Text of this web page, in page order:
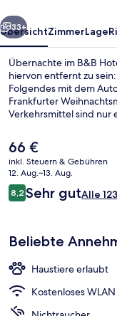
Weiter
33+
ÜbersichtZimmerLage
Übernachte im B&B
hiervon entfernt zu
Folgendes mit dem
Frankfurter
Verkehrsmittel sind nur
zur
Der
aktuelle
Preis
beträgt
66 €.
66 €
inkl. Steuern & Gebühren
12. Aug.–13. Aug.
Bewertungen
8,28,2 von 10.
Sehr gutAlle
Beliebte
Haustiere erlaubt
Kostenloses WLAN